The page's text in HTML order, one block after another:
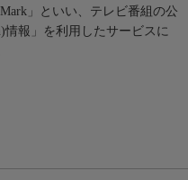
」といい、テレビ番組の公
情報」を利用したサービスに